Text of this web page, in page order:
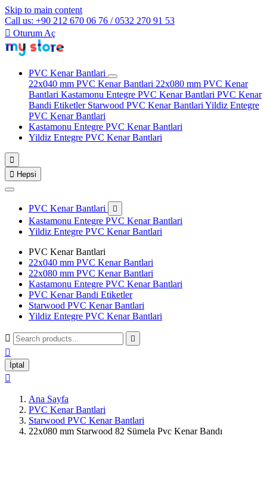
Skip to main content
Call us: +90 212 670 06 76 / 0532 270 91 53
 Oturum Aç
PVC Kenar Bantlari
22x040 mm PVC Kenar Bantlari 22x080 mm PVC Kenar
Bantlari Kastamonu Entegre PVC Kenar Bantlari PVC Kenar
Bandi Etiketler Starwood PVC Kenar Bantlari Yildiz Entegre
PVC Kenar Bantlari
Kastamonu Entegre PVC Kenar Bantlari
Yildiz Entegre PVC Kenar Bantlari

 Hepsi
PVC Kenar Bantlari 
Kastamonu Entegre PVC Kenar Bantlari
Yildiz Entegre PVC Kenar Bantlari
PVC Kenar Bantlari
22x040 mm PVC Kenar Bantlari
22x080 mm PVC Kenar Bantlari
Kastamonu Entegre PVC Kenar Bantlari
PVC Kenar Bandi Etiketler
Starwood PVC Kenar Bantlari
Yildiz Entegre PVC Kenar Bantlari
 

İptal

Ana Sayfa
PVC Kenar Bantlari
Starwood PVC Kenar Bantlari
22x080 mm Starwood 82 Sümela Pvc Kenar Bandı